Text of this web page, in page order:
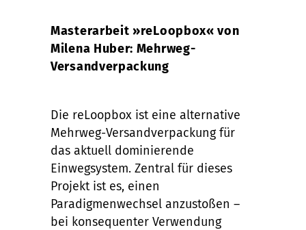
Masterarbeit »reLoopbox« von
Milena Huber: Mehrweg-
Versandverpackung
Die reLoopbox ist eine alternative
Mehrweg-Versandverpackung für
das aktuell dominierende
Einwegsystem. Zentral für dieses
Projekt ist es, einen
Paradigmenwechsel anzustoßen –
bei konsequenter Verwendung